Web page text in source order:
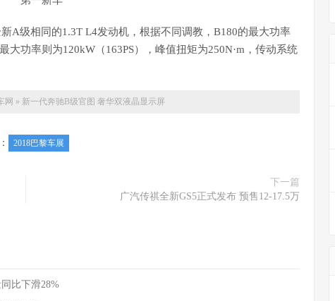
A级相同的1.3T L4发动机，根据不同调教，B180的最大功率
大功率则为120kW（163PS），峰值扭矩为250N·m，传动系统
网 » 新一代奔驰B级官图 奢华双液晶显示屏
2018巴黎车展
下一篇
广汽传祺全新GS5正式发布 预售12-17.5万
比下滑28%